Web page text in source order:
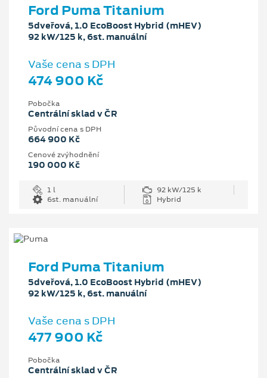
Ford Puma Titanium
5dveřová, 1.0 EcoBoost Hybrid (mHEV)
92 kW/125 k, 6st. manuální
Vaše cena s DPH
474 900 Kč
Pobočka
Centrální sklad v ČR
Původní cena s DPH
664 900 Kč
Cenové zvýhodnění
190 000 Kč
1 l
92 kW/125 k
6st. manuální
Hybrid
Ford Puma Titanium
5dveřová, 1.0 EcoBoost Hybrid (mHEV)
92 kW/125 k, 6st. manuální
Vaše cena s DPH
477 900 Kč
Pobočka
Centrální sklad v ČR